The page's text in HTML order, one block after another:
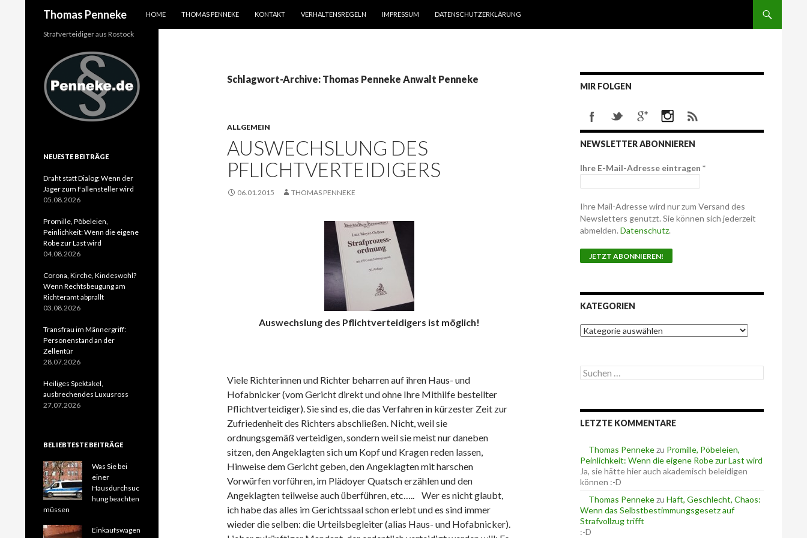
Thomas Penneke
HOME
THOMAS PENNEKE KONTAKT VERHALTENSREGELN IMPRESSUM DATENSCHUTZERKLÄRUNG
Schlagwort-Archive: Thomas Penneke Anwalt Penneke
ALLGEMEIN
AUSWECHSLUNG DES
PFLICHTVERTEIDIGERS
06.01.2015 THOMAS PENNEKE
Auswechslung des Pflichtverteidigers ist möglich!
Viele Richterinnen und Richter beharren auf ihren Haus- und
Hofabnicker (vom Gericht direkt und ohne Ihre Mithilfe bestellter
Pflichtverteidiger). Sie sind es, die das Verfahren in kürzester Zeit zur
Zufriedenheit des Richters abschließen. Nicht, weil sie
ordnungsgemäß verteidigen, sondern weil sie meist nur daneben
sitzen, den Angeklagten sich um Kopf und Kragen reden lassen,
Hinweise dem Gericht geben, den Angeklagten mit harschen
Vorwürfen vorführen, im Plädoyer Quatsch erzählen und den
Angeklagten teilweise auch überführen, etc….. Wer es nicht glaubt,
ich habe das alles im Gerichtssaal schon erlebt und es sind immer
wieder die selben: die Urteilsbegleiter (alias Haus- und Hofabnicker).
MIR FOLGEN
NEWSLETTER ABONNIEREN
Ihre E-Mail-Adresse eintragen *
Ihre Mail-Adresse wird nur zum Versand des
Newsletters genutzt. Sie können sich jederzeit
abmelden. Datenschutz.
KATEGORIEN
K
a
g
o
n
S
u
e
n
c
h
:
LETZTE KOMMENTARE
Thomas Pennekezu Promille, Pöbeleien,
Peinlichkeit: Wenn die eigene Robe zur Last wird
Ja, sie hätte hier auch akademisch beleidigen
können :-D
Thomas Pennekezu Haft, Geschlecht, Chaos:
Wenn das Selbstbestimmungsgesetz auf
Strafvollzug trifft
:-D
Strafverteidiger aus Rostock
NEUESTE BEITRÄGE
Draht statt Dialog: Wenn der
Jäger zum Fallensteller wird
05.08.2026
Promille, Pöbeleien,
Peinlichkeit: Wenn die eigene
Robe zur Last wird
04.08.2026
Corona, Kirche, Kindeswohl?
Wenn Rechtsbeugung am
Richteramt abprallt
03.08.2026
Transfrau im Männergriff:
Personenstand an der
Zellentür
28.07.2026
Heiliges Spektakel,
ausbrechendes Luxusross
27.07.2026
BELIEBTESTE BEITRÄGE
Was Sie bei
einer
Hausdurchsuc
hung beachten
müssen
Einkaufswagen